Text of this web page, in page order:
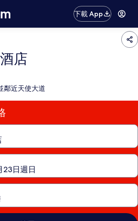
下載 App
店
鄰近天使大道